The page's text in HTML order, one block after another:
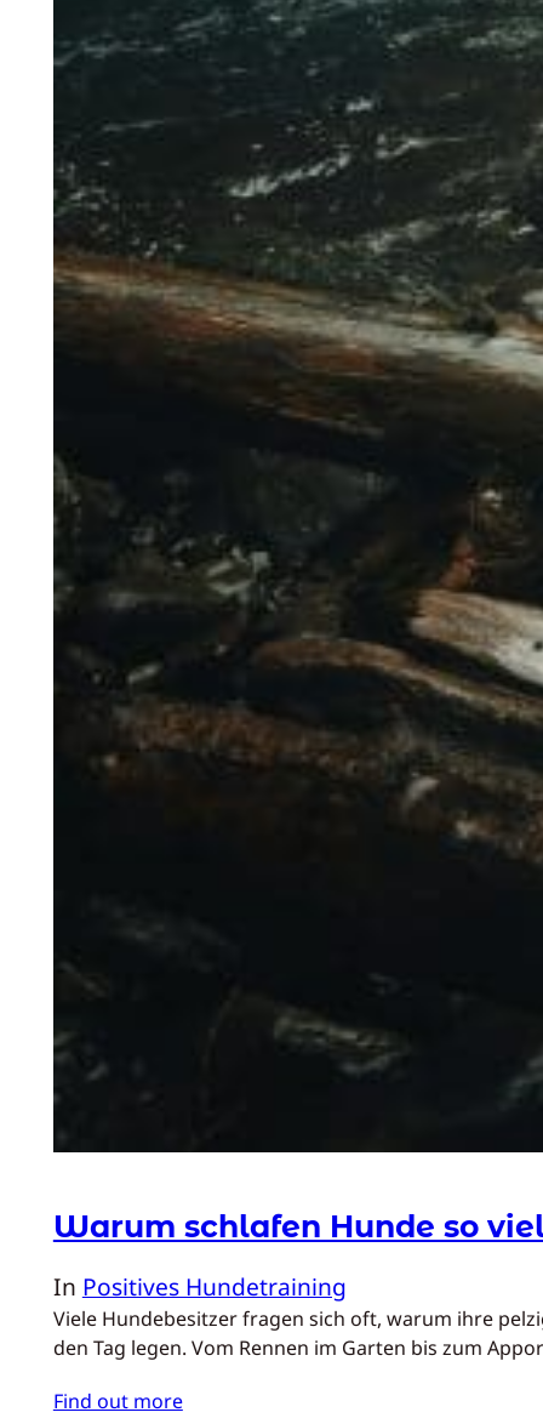
Warum schlafen Hunde so
In Positives Hundetraining
Viele Hundebesitzer fragen sich oft, warum ihre
den Tag legen. Vom Rennen im Garten bis zum
Find out more